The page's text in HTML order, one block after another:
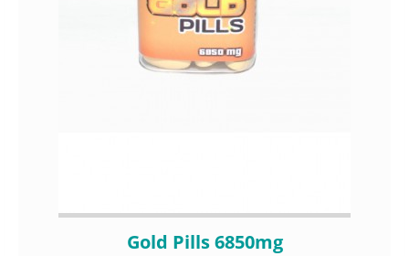
Gold Pills 6850mg